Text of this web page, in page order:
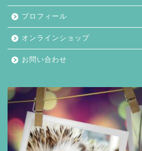
プロフィール
オンラインショップ
お問い合わせ